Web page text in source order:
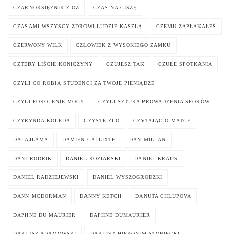
CZARNOKSIĘŻNIK Z OZ CZAS NA CISZĘ
CZASAMI WSZYSCY ZDROWI LUDZIE KASZLĄ CZEMU ZAPŁAKAŁEŚ
CZERWONY WILK CZŁOWIEK Z WYSOKIEGO ZAMKU
CZTERY LIŚCIE KONICZYNY CZUJESZ TAK CZUŁE SPOTKANIA
CZYLI CO ROBIĄ STUDENCI ZA TWOJE PIENIĄDZE
CZYLI POKOLENIE MOCY CZYLI SZTUKA PROWADZENIA SPORÓW
CZYRYNDA-KOLEDA CZYSTE ZŁO CZYTAJĄC O MATCE
DALAJLAMA DAMIEN CALLIXTE DAN MILLAN
DANI RODRIK DANIEL KOZIARSKI DANIEL KRAUS
DANIEL RADZIEJEWSKI DANIEL WYSZOGRODZKI
DANN MCDORMAN DANNY KETCH DANUTA CHLUPOVA
DAPHNE DU MAURIER DAPHNE DUMAURIER